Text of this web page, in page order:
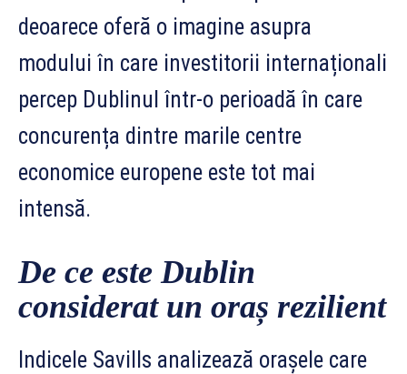
deoarece oferă o imagine asupra
modului în care investitorii internaționali
percep Dublinul într-o perioadă în care
concurența dintre marile centre
economice europene este tot mai
intensă.
De ce este Dublin
considerat un oraș rezilient
Indicele Savills analizează orașele care